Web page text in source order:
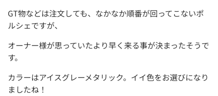
GT物などは注文しても、なかなか順番が回ってこないポ
ルシェですが、
オーナー様が思っていたより早く来る事が決まったそうで
す。
カラーはアイスグレーメタリック。イイ色をお選びになり
ましたね！